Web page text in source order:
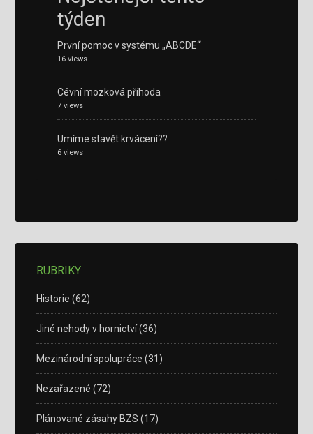
týden
První pomoc v systému „ABCDE“
16 views
Cévní mozková příhoda
7 views
Umíme stavět krvácení??
6 views
RUBRIKY
Historie (62)
Jiné nehody v hornictví(36)
Mezinárodní spolupráce (31)
Nezařazené (72)
Plánované zásahy BZS (17)